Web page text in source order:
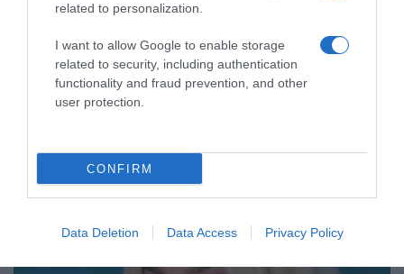
related to personalization.
I want to allow Google to enable storage
related to security, including authentication
functionality and fraud prevention, and other
user protection.
CONFIRM
Data Deletion Data Access Privacy Policy
Η πρώτη αντίδραση της Βάλιας
Χατζηθεοδώρου μετά την αποκάλυψη του
χωρισμού της από τον Πέτρο Πυλαρινό (vid)
20.10.2023 - 14:53